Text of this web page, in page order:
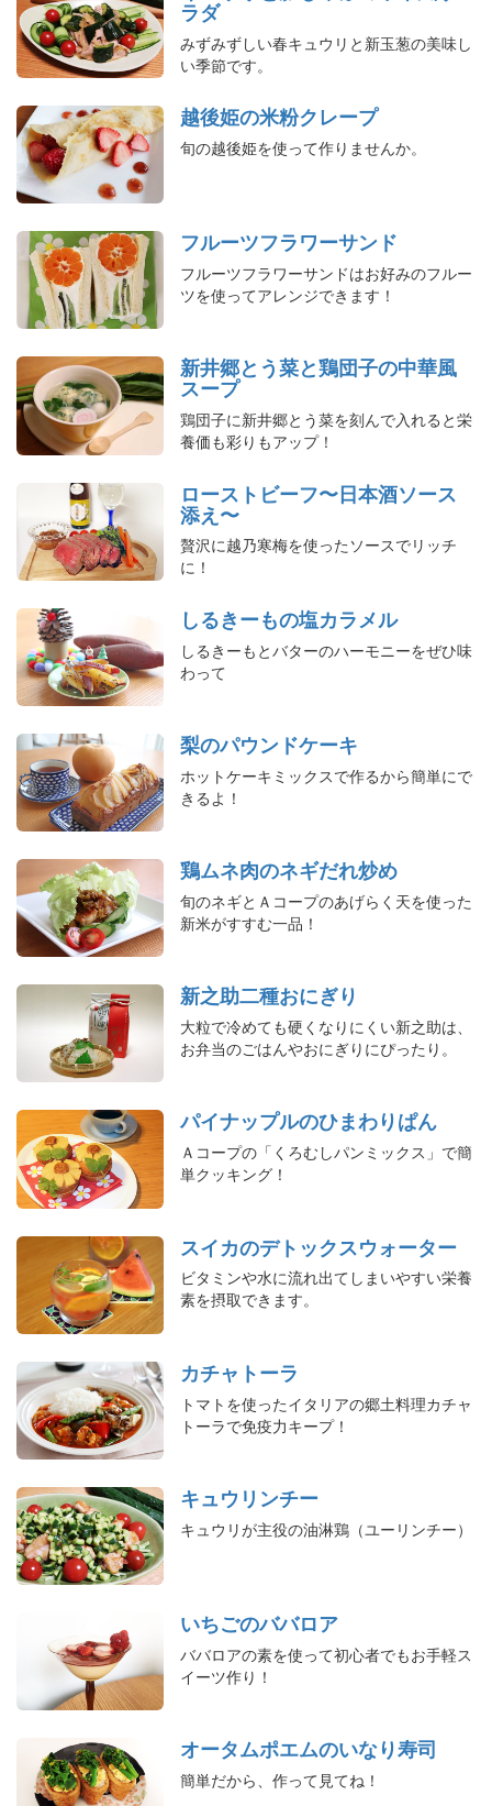
ラダ
みずみずしい春キュウリと新玉葱の美味し
い季節です。
越後姫の米粉クレープ
旬の越後姫を使って作りませんか。
フルーツフラワーサンド
フルーツフラワーサンドはお好みのフルー
ツを使ってアレンジできます！
新井郷とう菜と鶏団子の中華風
スープ
鶏団子に新井郷とう菜を刻んで入れると栄
養価も彩りもアップ！
ローストビーフ〜日本酒ソース
添え〜
贅沢に越乃寒梅を使ったソースでリッチ
に！
しるきーもの塩カラメル
しるきーもとバターのハーモニーをぜひ味
わって
梨のパウンドケーキ
ホットケーキミックスで作るから簡単にで
きるよ！
鶏ムネ肉のネギだれ炒め
旬のネギとＡコープのあげらく天を使った
新米がすすむ一品！
新之助二種おにぎり
大粒で冷めても硬くなりにくい新之助は、
お弁当のごはんやおにぎりにぴったり。
パイナップルのひまわりぱん
Ａコープの「くろむしパンミックス」で簡
単クッキング！
スイカのデトックスウォーター
ビタミンや水に流れ出てしまいやすい栄養
素を摂取できます。
カチャトーラ
トマトを使ったイタリアの郷土料理カチャ
トーラで免疫力キープ！
キュウリンチー
キュウリが主役の油淋鶏（ユーリンチー）
いちごのババロア
ババロアの素を使って初心者でもお手軽ス
イーツ作り！
オータムポエムのいなり寿司
簡単だから、作って見てね！